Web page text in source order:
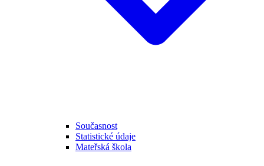
Současnost
Statistické údaje
Mateřská škola